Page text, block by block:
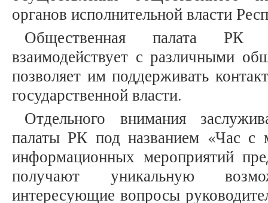
органов исполнительной власти
Общественная палата РК
взаимодействует с различными
позволяет им поддерживать
государственной власти.
Отдельного внимания
палаты РК под названием «Час с
информационных мероприятий
получают уникальную
интересующие вопросы